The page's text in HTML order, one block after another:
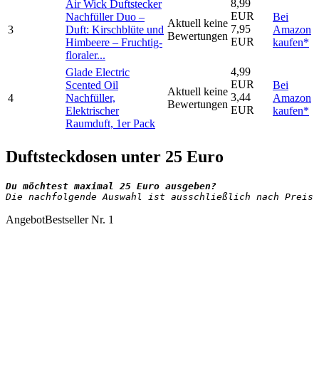
3
Air Wick Duftstecker
Nachfüller Duo –
Duft: Kirschblüte und
Himbeere – Fruchtig-
floraler...
Aktuell keine
Bewertungen
8,99
EUR
7,95
EUR
Bei
Amazon
kaufen*
4
Glade Electric
Scented Oil
Nachfüller,
Elektrischer
Raumduft, 1er Pack
Aktuell keine
Bewertungen
4,99
EUR
3,44
EUR
Bei
Amazon
kaufen*
Duftsteckdosen unter 25 Euro
Die nachfolgende Auswahl ist ausschließlich nach
AngebotBestseller Nr. 1